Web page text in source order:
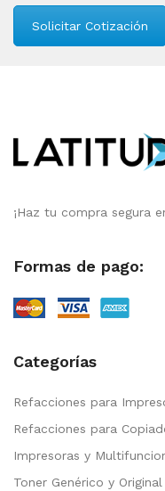
Solicitar Cotización
¡Haz tu compra segura
Formas de pago:
Categorías
Refacciones para
Refacciones para
Impresoras y
Toner Genérico y Original